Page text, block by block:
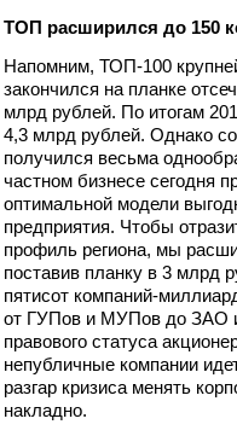
ТОП расширился до 150
Напомним, ТОП-100
закончился на планке
млрд рублей. По итогам
4,3 млрд рублей. Однако
получился весьма
частном бизнесе сегодня
оптимальной модели
предприятия. Чтобы
профиль региона, мы
поставив планку в 3 млрд
пятисот компаний-
от ГУПов и МУПов до ЗАО
правового статуса
непубличные компании
разгар кризиса менять
накладно.